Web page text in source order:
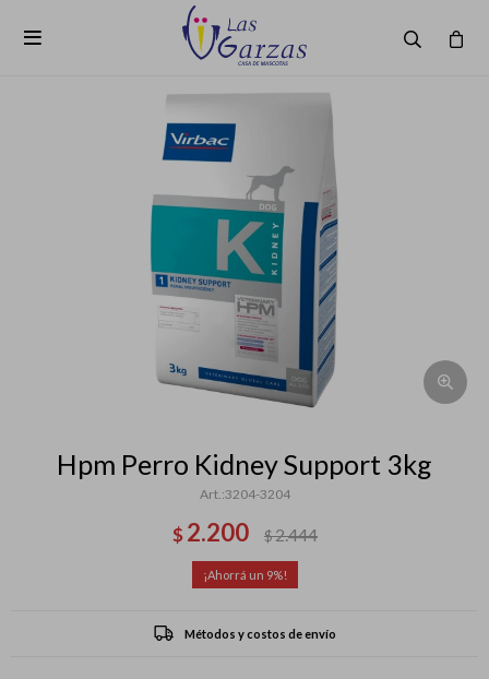

Hpm Perro Kidney Support 3kg
3204-3204
$ 2.200 $2.444
9
Métodos y costos de envío